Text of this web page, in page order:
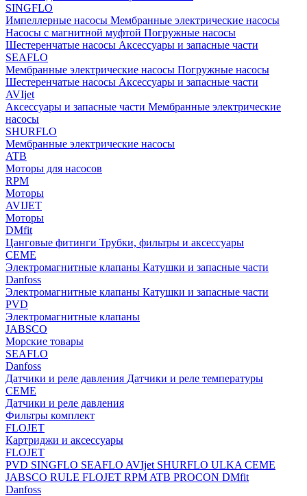
SINGFLO
Импеллерные насосы Мембранные электрические насосы
Насосы с магнитной муфтой Погружные насосы
Шестеренчатые насосы Аксессуары и запасные части
SEAFLO
Мембранные электрические насосы Погружные насосы
Шестеренчатые насосы Аксессуары и запасные части
AVIjet
Аксессуары и запасные части Мембранные электрические
насосы
SHURFLO
Мембранные электрические насосы
ATB
Моторы для насосов
RPM
Моторы
AVIJET
Моторы
DMfit
Цанговые фитинги Трубки, фильтры и аксессуары
CEME
Электромагнитные клапаны Катушки и запасные части
Danfoss
Электромагнитные клапаны Катушки и запасные части
PVD
Электромагнитные клапаны
JABSCO
Морские товары
SEAFLO
Danfoss
Датчики и реле давления Датчики и реле температуры
CEME
Датчики и реле давления
Фильтры комплект
FLOJET
Картриджи и аксессуары
FLOJET
PVD SINGFLO SEAFLO AVIjet SHURFLO ULKA CEME
JABSCO RULE FLOJET RPM ATB PROCON DMfit
Danfoss